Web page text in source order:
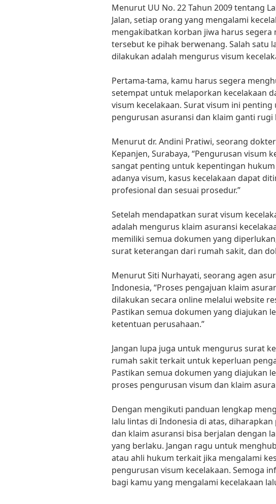
Menurut UU No. 22 Tahun 2009 tentang
Jalan, setiap orang yang mengalami
mengakibatkan korban jiwa harus segera
tersebut ke pihak berwenang. Salah satu
dilakukan adalah mengurus visum
Pertama-tama, kamu harus segera
setempat untuk melaporkan kecelakaan
visum kecelakaan. Surat visum ini
pengurusan asuransi dan klaim ganti rugi
Menurut dr. Andini Pratiwi, seorang
Kepanjen, Surabaya, “Pengurusan visum
sangat penting untuk kepentingan
adanya visum, kasus kecelakaan dapat
profesional dan sesuai prosedur.”
Setelah mendapatkan surat visum
adalah mengurus klaim asuransi
memiliki semua dokumen yang
surat keterangan dari rumah sakit, dan
Menurut Siti Nurhayati, seorang agen
Indonesia, “Proses pengajuan klaim
dilakukan secara online melalui website
Pastikan semua dokumen yang diajukan
ketentuan perusahaan.”
Jangan lupa juga untuk mengurus surat
rumah sakit terkait untuk keperluan
Pastikan semua dokumen yang diajukan
proses pengurusan visum dan klaim
Dengan mengikuti panduan lengkap
lalu lintas di Indonesia di atas,
dan klaim asuransi bisa berjalan dengan
yang berlaku. Jangan ragu untuk
atau ahli hukum terkait jika mengalami
pengurusan visum kecelakaan. Semoga
bagi kamu yang mengalami kecelakaan